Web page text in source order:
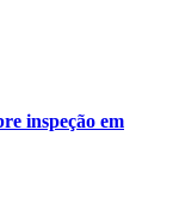
inspeção em